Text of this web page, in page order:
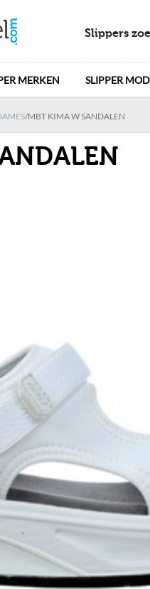
Slippers
MERKEN SLIPPER
/MBT KIMA W SANDALEN